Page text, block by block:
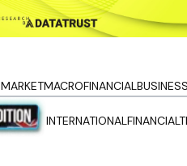
MARKETMACROFINANCIAL
INTERNATIONAL